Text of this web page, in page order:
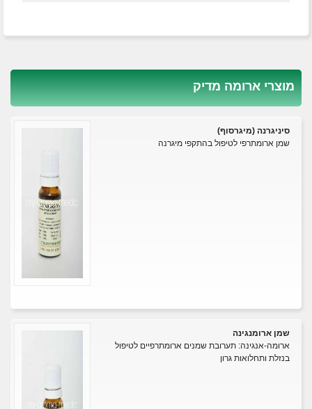
מוצרי ארומה מדיק
סיניגרנה (מיגרסוף)
שמן ארומתרפי לטיפול בהתקפי מיגרנה
שמן ארומנגינה
ארומה-אנגינה: תערובת שמנים ארומתרפיים לטיפול
בנזלת ותחלואות גרון